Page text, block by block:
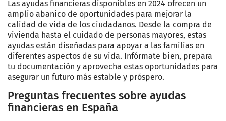
Las ayudas financieras disponibles en 2024 ofrecen un
amplio abanico de oportunidades para mejorar la
calidad de vida de los ciudadanos. Desde la compra de
vivienda hasta el cuidado de personas mayores, estas
ayudas están diseñadas para apoyar a las familias en
diferentes aspectos de su vida. Infórmate bien, prepara
tu documentación y aprovecha estas oportunidades para
asegurar un futuro más estable y próspero.
Preguntas frecuentes sobre ayudas
financieras en España